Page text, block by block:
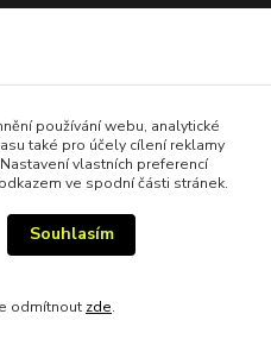
používání webu, analytické
také pro účely cílení reklamy
vlastních preferencí
ve spodní části stránek.
Souhlasím
odmítnout zde.